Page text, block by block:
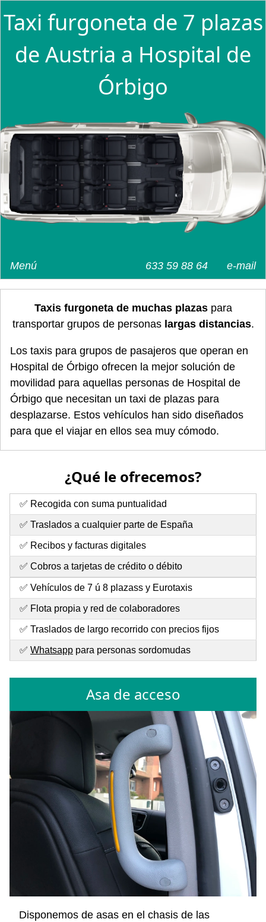
Taxi furgoneta de 7 plazas
de Austria a Hospital de
Órbigo
e-mail
633 59 88 64
Menú
Taxis furgoneta de muchas plazaspara
transportar grupos de personas largas distancias.
Los taxis para grupos de pasajeros que operan en
Hospital de Órbigo ofrecen la mejor solución de
movilidad para aquellas personas de Hospital de
Órbigo que necesitan un taxi de plazas para
desplazarse. Estos vehículos han sido diseñados
para que el viajar en ellos sea muy cómodo.
¿Qué le ofrecemos?
✅ Recogida con suma puntualidad
✅ Traslados a cualquier parte de España
✅ Recibos y facturas digitales
✅ Cobros a tarjetas de crédito o débito
✅ Vehículos de 7 ú 8 plazass y Eurotaxis
✅ Flota propia y red de colaboradores
✅ Traslados de largo recorrido con precios fijos
✅ Whatsapp para personas sordomudas
Asa de acceso
Disponemos de asas en el chasis de las